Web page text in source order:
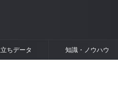
ちデータ 知識・ノウハウ